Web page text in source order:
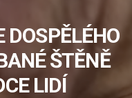
DOSPĚLÉHO
ŠTĚNĚ
LIDÍ